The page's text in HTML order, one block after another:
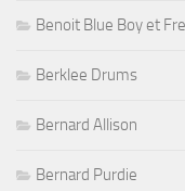
Benoit Blue Boy et
Berklee Drums
Bernard Allison
Bernard Purdie